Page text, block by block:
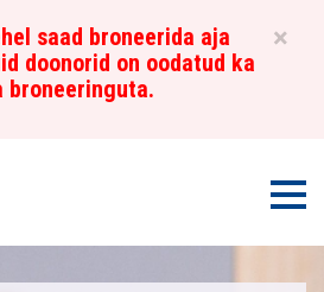
×
saad broneerida aja
doonorid on oodatud ka
broneeringuta.